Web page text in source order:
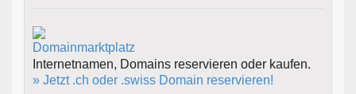
Internetnamen, Domains reservieren oder kaufen.
» Jetzt .ch oder .swiss Domain reservieren!